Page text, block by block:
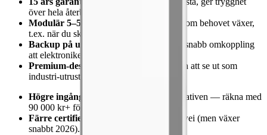
över hela återbetalningstiden.
Modulär 5–54 kWh
— bygg ut allteftersom behovet växer,
t.ex. när du skaffar elbil.
Backup på under en millisekund
— så snabb omkoppling
att elektroniken inte märker det.
Premium-design
— passar invändigt utan att se ut som
industri-utrustning.
Högre ingångspris
än de prisvärda alternativen — räkna med
90 000 kr+ före grönt avdrag.
Färre certifierade installatörer
än Huawei (men växer
snabbt 2026).